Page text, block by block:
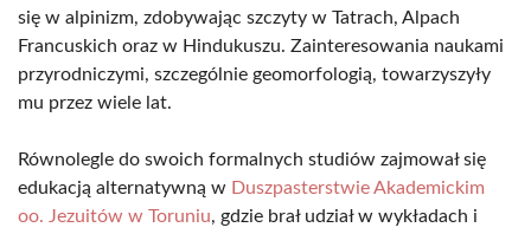
się w alpinizm, zdobywając szczyty w Tatrach, Alpach
Francuskich oraz w Hindukuszu. Zainteresowania naukami
przyrodniczymi, szczególnie geomorfologią, towarzyszyły
mu przez wiele lat.
Równolegle do swoich formalnych studiów zajmował się
edukacją alternatywną w Duszpasterstwie Akademickim
oo. Jezuitów w Toruniu, gdzie brał udział w wykładach i